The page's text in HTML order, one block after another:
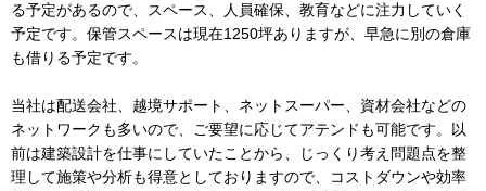
る予定があるので、スペース、人員確保、教育などに注力していく
予定です。保管スペースは現在1250坪ありますが、早急に別の倉庫
も借りる予定です。
当社は配送会社、越境サポート、ネットスーパー、資材会社などの
ネットワークも多いので、ご要望に応じてアテンドも可能です。以
前は建築設計を仕事にしていたことから、じっくり考え問題点を整
理して施策や分析も得意としておりますので、コストダウンや効率